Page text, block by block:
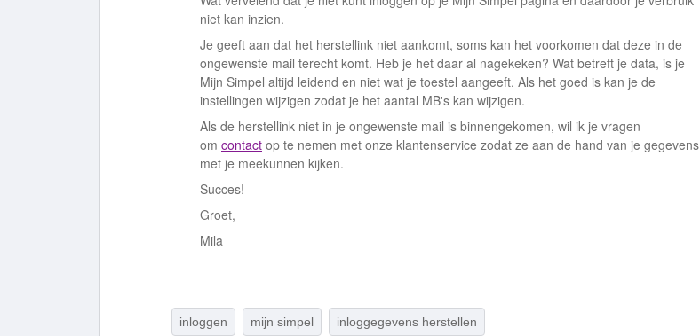
niet kan inzien.
Je geeft aan dat het herstellink niet aankomt, soms kan het voorkomen dat deze in de
ongewenste mail terecht komt. Heb je het daar al nagekeken? Wat betreft je data, is je
Mijn Simpel altijd leidend en niet wat je toestel aangeeft. Als het goed is kan je de
instellingen wijzigen zodat je het aantal MB's kan wijzigen.
Als de herstellink niet in je ongewenste mail is binnengekomen, wil ik je vragen
om contact op te nemen met onze klantenservice zodat ze aan de hand van je gegevens
met je meekunnen kijken.
Succes!
Groet,
Mila
inloggen mijn simpel inloggegevens herstellen